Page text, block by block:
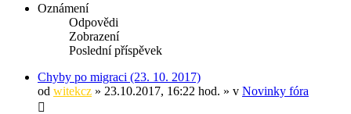
Oznámení
Odpovědi
Zobrazení
Poslední příspěvek
Chyby po migraci (23. 10. 2017)
od witekcz » 23.10.2017, 16:22 hod. » v Novinky fóra